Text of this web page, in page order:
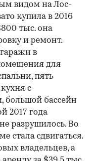
видом на Лос-
купила в 2016
тыс. она
и ремонт.
в
для
пять
с
бассейн
2017 года
разрушилось. Во
стала сдвигаться.
владельцев, а